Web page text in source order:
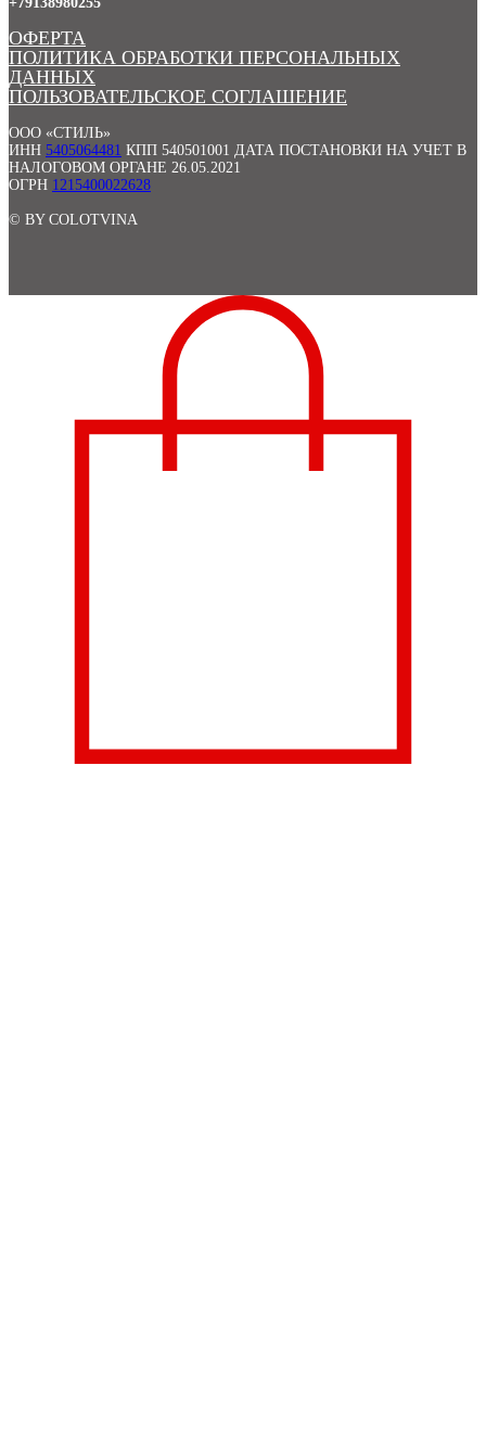
ОФЕРТА
ПОЛИТИКА ОБРАБОТКИ ПЕРСОНАЛЬНЫХ
ДАННЫХ
ПОЛЬЗОВАТЕЛЬСКОЕ СОГЛАШЕНИЕ
ООО «СТИЛЬ»
ИНН 5405064481 КПП 540501001 ДАТА ПОСТАНОВКИ НА УЧЕТ В
НАЛОГОВОМ ОРГАНЕ 26.05.2021
ОГРН 1215400022628
© BY COLOTVINA